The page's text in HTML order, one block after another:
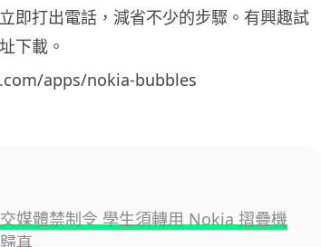
即打出電話，減省不少的步驟。有興趣試
下載。
apps/nokia-bubbles
媒體禁制令 學生須轉用 Nokia 摺疊機
真